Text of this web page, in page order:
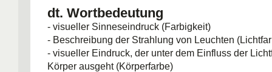
dt. Wortbedeutung
- visueller Sinneseindruck (Farbigkeit)
- Beschreibung der Strahlung von Leuchten
- visueller Eindruck, der unter dem Einfluss der
Körper ausgeht (Körperfarbe)